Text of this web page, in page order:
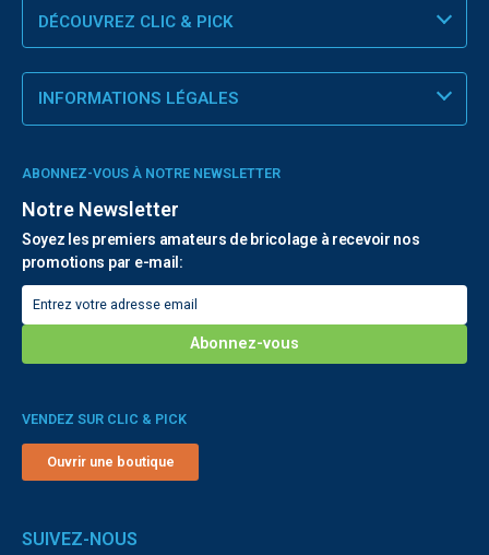
DÉCOUVREZ CLIC & PICK
INFORMATIONS LÉGALES
ABONNEZ-VOUS À NOTRE NEWSLETTER
Notre Newsletter
Soyez les premiers amateurs de bricolage à recevoir nos
promotions par e-mail:
VENDEZ SUR CLIC & PICK
Ouvrir une boutique
SUIVEZ-NOUS